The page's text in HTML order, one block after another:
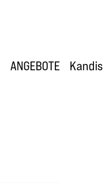
ANGEBOTE Kandis